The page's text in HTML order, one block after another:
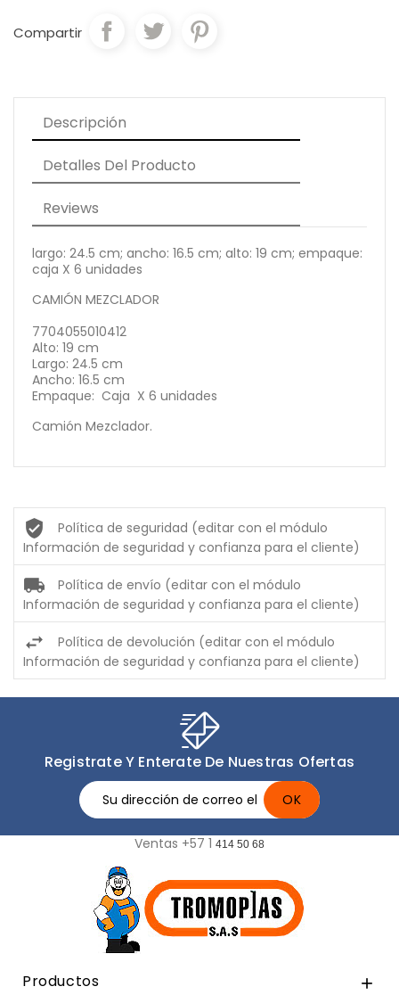
Compartir
Descripción
Detalles Del Producto
Reviews
largo: 24.5 cm; ancho: 16.5 cm; alto: 19 cm; empaque:
caja X 6 unidades
CAMIÓN MEZCLADOR
7704055010412
Alto: 19 cm
Largo: 24.5 cm
Ancho: 16.5 cm
Empaque: Caja X 6 unidades
Camión Mezclador.
Política de seguridad (editar con el módulo
Información de seguridad y confianza para el cliente)
Política de envío (editar con el módulo
Información de seguridad y confianza para el cliente)
Política de devolución (editar con el módulo
Información de seguridad y confianza para el cliente)
Registrate Y Enterate De Nuestras Ofertas
Ventas +57 1 414 50 68
Productos 